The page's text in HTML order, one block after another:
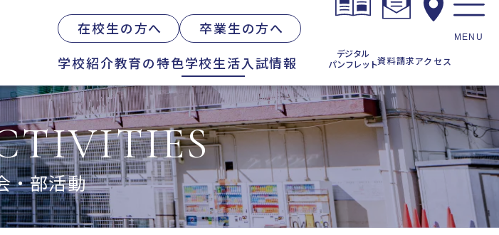
在校生の方へ
卒業生の方へ
学校紹介教育の特色学校生活入試情報
デジタル
パンフレット資料請求アクセス
MENU
行
習
入試情報
オープンスクール・学校説明会
募集要項
Web出願について
入試Q&A
学費軽減・助成制度
お知らせ一覧
在校生の方へ
卒業生の方へ
各種証明書の発行
同窓会
・部活動